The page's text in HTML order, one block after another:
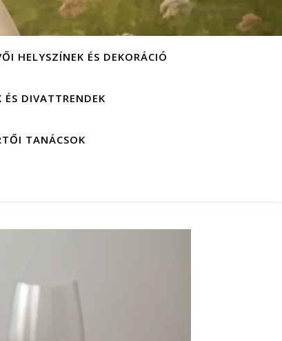
HELYSZÍNEK ÉS DEKORÁCIÓ
DIVATTRENDEK
TANÁCSOK